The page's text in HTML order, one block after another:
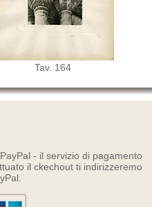
Tav. 164
- il servizio di pagamento
il ckechout ti indirizzeremo